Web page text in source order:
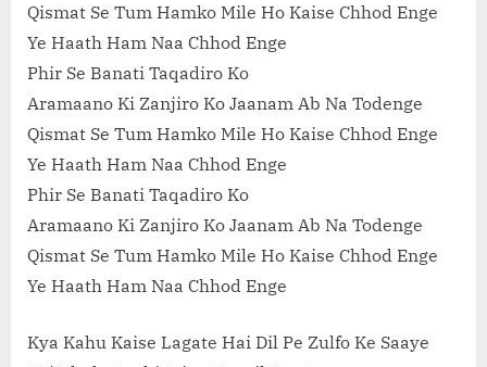
Qismat Se Tum Hamko Mile Ho Kaise Chhod Enge
Ye Haath Ham Naa Chhod Enge
Phir Se Banati Taqadiro Ko
Aramaano Ki Zanjiro Ko Jaanam Ab Na Todenge
Qismat Se Tum Hamko Mile Ho Kaise Chhod Enge
Ye Haath Ham Naa Chhod Enge
Phir Se Banati Taqadiro Ko
Aramaano Ki Zanjiro Ko Jaanam Ab Na Todenge
Qismat Se Tum Hamko Mile Ho Kaise Chhod Enge
Ye Haath Ham Naa Chhod Enge
Kya Kahu Kaise Lagate Hai Dil Pe Zulfo Ke Saaye